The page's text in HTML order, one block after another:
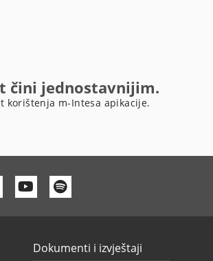
čini jednostavnijim.
korištenja m-Intesa apikacije.
Youtube
Dokumenti i izvještaji